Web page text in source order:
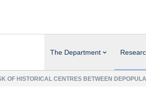
The Department
OF HISTORICAL CENTRES BETWEEN